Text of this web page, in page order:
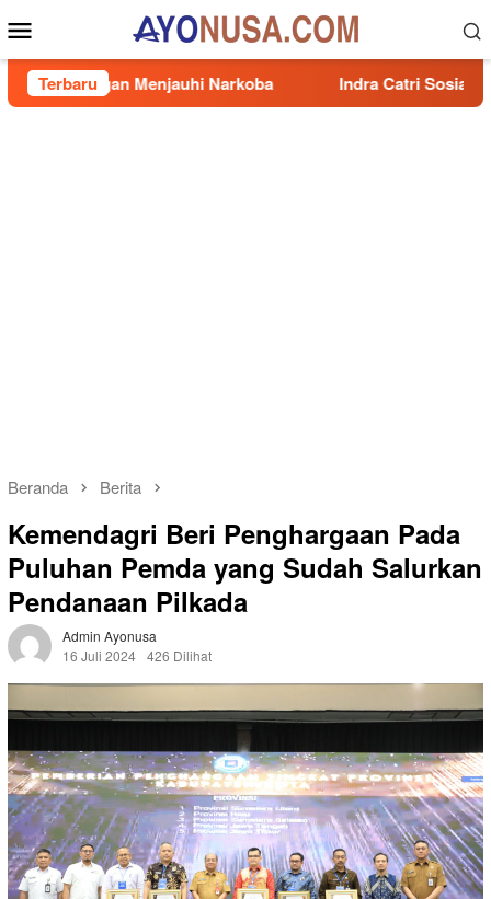
ke
kontenMobile
Terbaru
Menjauhi Narkoba Indra Catri Sosialisasikan Perda
Beranda Berita
Kemendagri Beri Penghargaan Pada
Puluhan Pemda yang Sudah Salurkan
Pendanaan Pilkada
Admin Ayonusa
16 Juli 2024 426 Dilihat